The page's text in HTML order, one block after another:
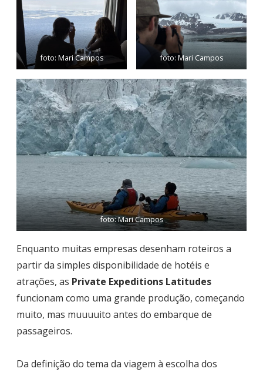
foto: Mari Campos foto: Mari Campos
foto: Mari Campos
Enquanto muitas empresas desenham roteiros a
partir da simples disponibilidade de hotéis e
atrações, as Private Expeditions Latitudes
funcionam como uma grande produção, começando
muito, mas muuuuito antes do embarque de
passageiros.
Da definição do tema da viagem à escolha dos